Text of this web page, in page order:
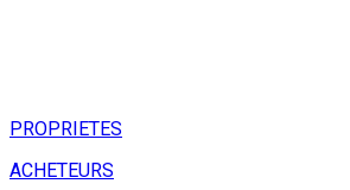
PROPRIETES
ACHETEURS